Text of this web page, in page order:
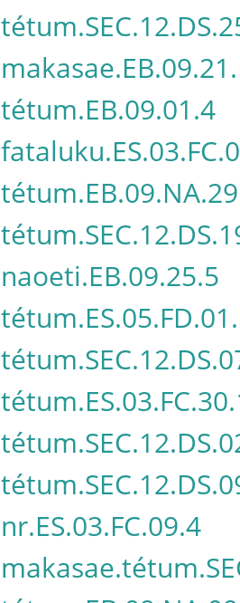
tétum.EB.09.01.4
naoeti.EB.09.25.5
nr.ES.03.FC.09.4